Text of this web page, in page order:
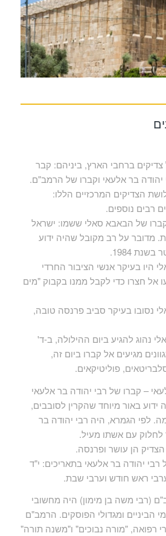
צדיקים ברחבי הארץ, ביניהם: קבר
בר אלעאי וקברו של הרמב"ם.
הצדיקים המרכזיים הללו:
רבים נוספים.
של הבאבא סאלי ששמו: ישראל
מדובר על רב מקובל שהיה ידוע
1984.
היו בעיקר אנשי הציבור החרדי
אל חצרו כדי לקבל ממנו בקבוק "מים
נסובו בעיקר סביב פרנסה טובה,
נהוג להגיע ביום ההילולה, ב-ד'
מגיעים אל קברו ביום זה,
פוליטיקאים.
– קברו של רבי יהודה בר אלעאי
באור מיוחד שהקרין לסובבים,
לפי הגמרא, היה רבי יהודה בר
לחלוק עם אשתו מעיל.
הצדיק הן עושר ופרנסה.
רבי יהודה בר אלעאי בתאריכים: י"ד
ראש חודש וערבי שבת.
(רבי משה בן מימון) היה מחשובי
הביניים ומגדולי הפוסקים. הרמב"ם
רפואה, "מורה נבוכים" ו"משנה תורה"